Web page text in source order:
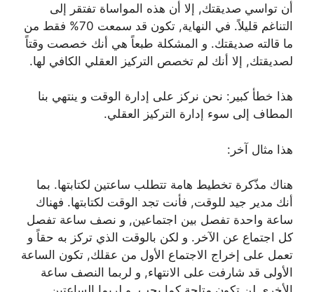
أن تواسي صديقتك, إلا أن هذه المواساة تفتقر إلى
التناغم قليلاً. في النهاية, تكون قد سمعت 70% فقط من
ما قالته صديقتك. و المشكلة طبعاً هي أنك خصصت وقتاً
لصديقتك, إلا أنك لم تخصص التركيز العقلي الكافي لها.
هذا خطأ كبير: نحن نركز على إدارة الوقت و ينتهي بنا
المطاف إلى سوء إدارة التركيز العقلي.
هذا مثال آخر:
هناك مذّكرة تخطيط هامة تتطلب ساعتين لكتابتها. بما
أنك مدير جيد للوقت, فأنت تجد الوقت لكتابتها. فهناك
ساعة واحدة تفصل بين اجتماعين, و نصف ساعة تفصل
كل اجتماع عن الآخر. و لكن بالوقت الذي تركز به حقاً و
تعمل على إخراج الاجتماع الأول من عقلك, تكون الساعة
الأولى قد شارفت على الانتهاء, و لربما النصف ساعة